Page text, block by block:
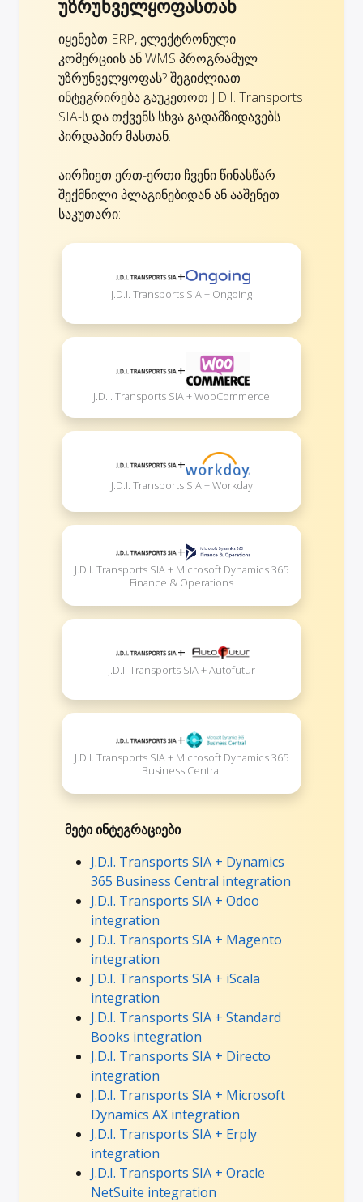
უზრუნველყოფასთან
იყენებთ ERP, ელექტრონული
კომერციის ან WMS პროგრამულ
უზრუნველყოფას? შეგიძლიათ
ინტეგრირება გაუკეთოთ J.D.I. Transports
SIA-ს და თქვენს სხვა გადამზიდავებს
პირდაპირ მასთან.
აირჩიეთ ერთ-ერთი ჩვენი წინასწარ
შექმნილი პლაგინებიდან ან ააშენეთ
საკუთარი:
+
J.D.I. Transports SIA + Ongoing
+
J.D.I. Transports SIA + WooCommerce
+
J.D.I. Transports SIA + Workday
+
J.D.I. Transports SIA + Microsoft Dynamics 365
Finance & Operations
+
J.D.I. Transports SIA + Autofutur
+
J.D.I. Transports SIA + Microsoft Dynamics 365
Business Central
მეტი ინტეგრაციები
J.D.I. Transports SIA + Dynamics
365 Business Central integration
J.D.I. Transports SIA + Odoo
integration
J.D.I. Transports SIA + Magento
integration
J.D.I. Transports SIA + iScala
integration
J.D.I. Transports SIA + Standard
Books integration
J.D.I. Transports SIA + Directo
integration
J.D.I. Transports SIA + Microsoft
Dynamics AX integration
J.D.I. Transports SIA + Erply
integration
J.D.I. Transports SIA + Oracle
NetSuite integration